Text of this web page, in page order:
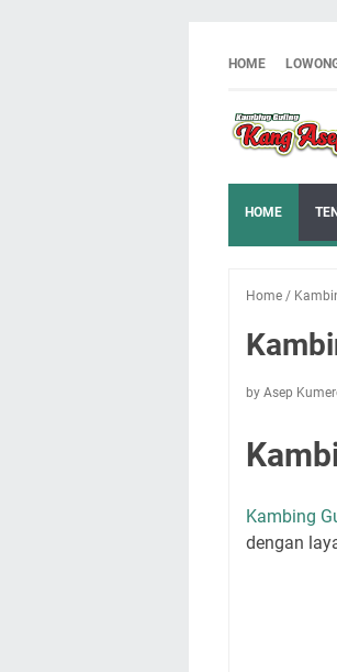
HOME
HOME
Home /
by Asep
Kambing
dengan